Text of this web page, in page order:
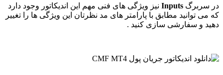
در سربرگ Inputs نیز ویژگی های فنی مهم این اندیکاتور وجود دارد
که می توانید مطابق با پارامتر های مد نظرتان این ویژگی ها را تغییر
دهید و سفارشی سازی کنید .